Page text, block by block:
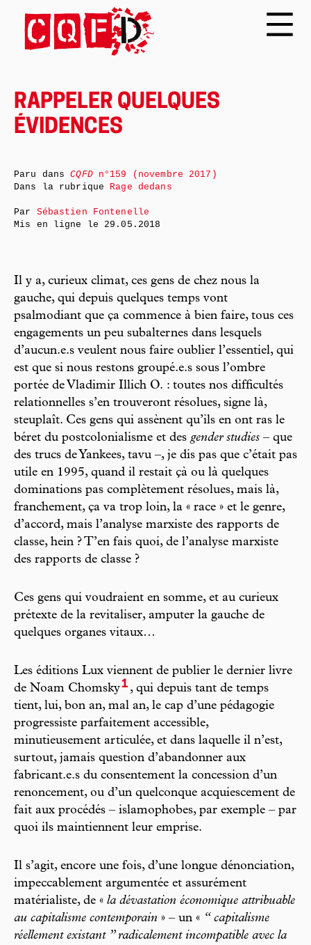
RAPPELER QUELQUES
ÉVIDENCES
Il y a, curieux climat, ces gens de chez nous la
gauche, qui depuis quelques temps vont
psalmodiant que ça commence à bien faire, tous ces
engagements un peu subalternes dans lesquels
d’aucun.e.s veulent nous faire oublier l’essentiel, qui
est que si nous restons groupé.e.s sous l’ombre
portée de Vladimir Illich O. : toutes nos difficultés
relationnelles s’en trouveront résolues, signe là,
steuplaît. Ces gens qui assènent qu’ils en ont ras le
béret du postcolonialisme et des gender studies – que
des trucs de Yankees, tavu –, je dis pas que c’était pas
utile en 1995, quand il restait çà ou là quelques
dominations pas complètement résolues, mais là,
franchement, ça va trop loin, la « race » et le genre,
d’accord, mais l’analyse marxiste des rapports de
classe, hein ? T’en fais quoi, de l’analyse marxiste
des rapports de classe ?
Ces gens qui voudraient en somme, et au curieux
prétexte de la revitaliser, amputer la gauche de
quelques organes vitaux…
Les éditions Lux viennent de publier le dernier livre
de Noam Chomsky1 , qui depuis tant de temps
tient, lui, bon an, mal an, le cap d’une pédagogie
progressiste parfaitement accessible,
minutieusement articulée, et dans laquelle il n’est,
surtout, jamais question d’abandonner aux
fabricant.e.s du consentement la concession d’un
renoncement, ou d’un quelconque acquiescement de
fait aux procédés – islamophobes, par exemple – par
quoi ils maintiennent leur emprise.
Il s’agit, encore une fois, d’une longue dénonciation,
impeccablement argumentée et assurément
matérialiste, de « la dévastation économique attribuable
au capitalisme contemporain » – un « “ capitalisme
réellement existant ” radicalement incompatible avec la
Paru dansCQFDn°159 (novembre 2017)
Dans la rubrique Rage dedans
Par Sébastien Fontenelle
Mis en ligne le 29.05.2018